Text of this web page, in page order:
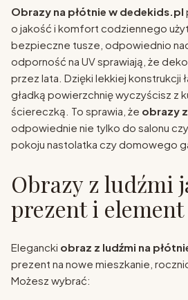
Obrazy na płótnie w dedekids.pl
o jakość i komfort codziennego
bezpieczne tusze, odpowiednio
odporność na UV sprawiają, że
przez lata. Dzięki lekkiej konstrukcji
gładką powierzchnię wyczyścisz z
ściereczką. To sprawia, że obrazy
odpowiednie nie tylko do salonu
pokoju nastolatka czy domowego
Obrazy z ludźmi
prezent i
Elegancki obraz z ludźmi na
prezent na nowe mieszkanie,
Możesz wybrać: